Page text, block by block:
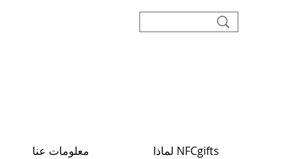
معلومات عنا لماذا NFCgifts